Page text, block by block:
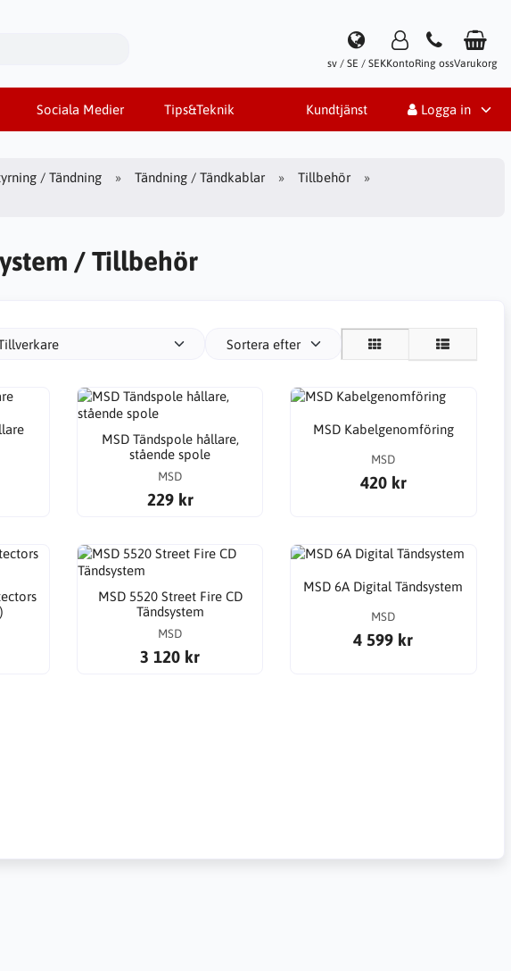
sv / SE / SEKKontoRing ossVarukorg
Sociala Medier Tips&Teknik Kundtjänst Logga in
/ Tändning Tändning / Tändkablar
Tillbehör
/ Tillbehör
Sortera efter
MSD Tändspole hållare,
stående spole
MSD
229 kr
MSD Kabelgenomföring
MSD
420 kr
MSD 5520 Street Fire CD
Tändsystem
MSD
3 120 kr
MSD 6A Digital Tändsystem
MSD
4 599 kr